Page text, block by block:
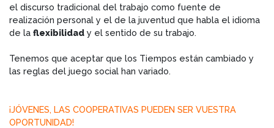
el discurso tradicional del trabajo como fuente de
realización personal y el de la juventud que habla el idioma
de la flexibilidad y el sentido de su trabajo.
Tenemos que aceptar que los Tiempos están cambiado y
las reglas del juego social han variado.
¡JÓVENES, LAS COOPERATIVAS PUEDEN SER VUESTRA
OPORTUNIDAD!